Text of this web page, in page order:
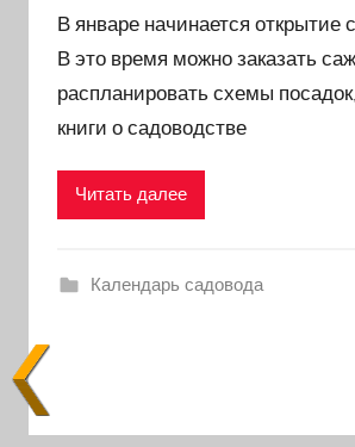
В январе начинается открытие
В это время можно заказать
распланировать схемы
книги о садоводстве
Читать далее
Календарь садовода